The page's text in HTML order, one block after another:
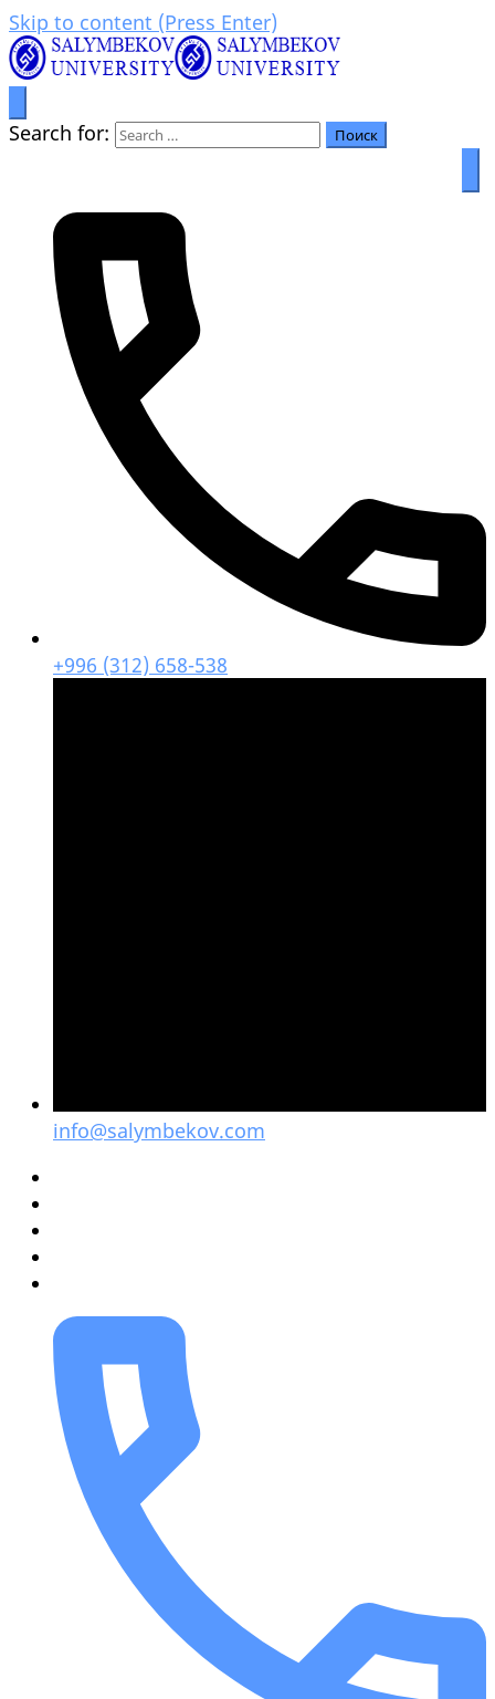
Skip to content (Press Enter)
Салымбеков университет
Prosperity through education
Search for:
+996 (312) 658-538
info@salymbekov.com